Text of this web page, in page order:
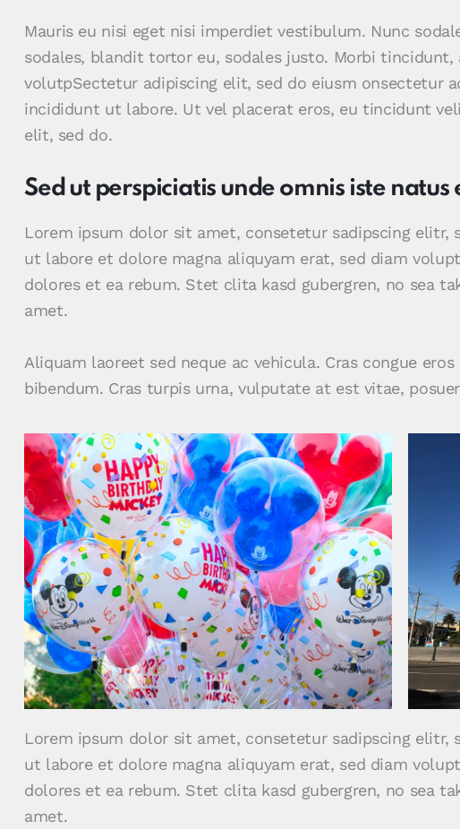
Mauris eu nisi eget nisi imperdiet vestibulum. Nunc
sodales, blandit tortor eu, sodales justo. Morbi
volutpSectetur adipiscing elit, sed do eiusm onsectetur
incididunt ut labore. Ut vel placerat eros, eu tincidunt
elit, sed do.
Sed ut perspiciatis unde omnis iste natus
Lorem ipsum dolor sit amet, consetetur sadipscing
ut labore et dolore magna aliquyam erat, sed diam
dolores et ea rebum. Stet clita kasd gubergren, no sea
amet.
Aliquam laoreet sed neque ac vehicula. Cras congue
bibendum. Cras turpis urna, vulputate at est vitae,
Lorem ipsum dolor sit amet, consetetur sadipscing
ut labore et dolore magna aliquyam erat, sed diam
dolores et ea rebum. Stet clita kasd gubergren, no sea
amet.